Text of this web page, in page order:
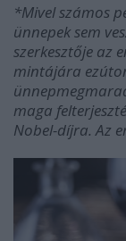
*Mivel számos
ünnepek sem
szerkesztője az
mintájára
maga
Nobel-díjra. Az